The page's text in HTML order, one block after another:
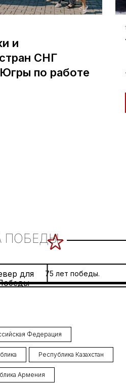
и
СНГ
по работе
75 лет победы.
для
ПОБЕДЫ
Федерация
Республика Казахстан
Армения